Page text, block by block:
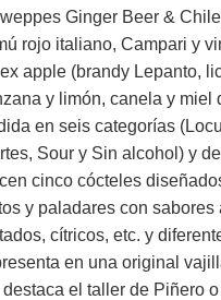
Ginger Beer &
rojo italiano, Campari y
apple (brandy Lepanto,
y limón, canela y miel
en seis categorías
Sour y Sin alcohol) y
cinco cócteles
y paladares con sabores
cítricos, etc. y
en una original
el taller de Piñero